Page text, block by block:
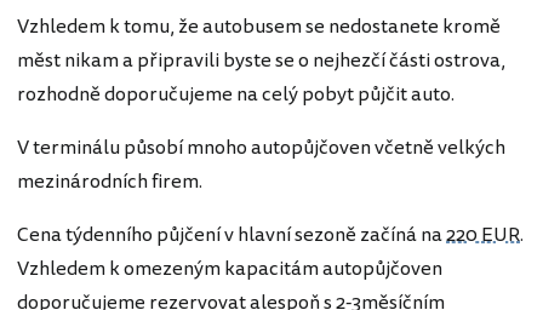
Vzhledem k tomu, že autobusem se nedostanete kromě
měst nikam a připravili byste se o nejhezčí části ostrova,
rozhodně doporučujeme na celý pobyt půjčit auto.
V terminálu působí mnoho autopůjčoven včetně velkých
mezinárodních firem.
Cena týdenního půjčení v hlavní sezoně začíná na220 EUR.
Vzhledem k omezeným kapacitám autopůjčoven
doporučujeme rezervovat alespoň s 2-3měsíčním